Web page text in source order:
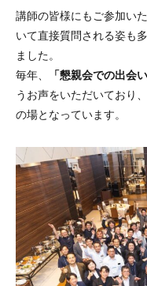
講師の皆様にもご参加い
いて直接質問される姿も
ました。
毎年、
「懇親会での出会
うお声をいただいており
の場となっています。